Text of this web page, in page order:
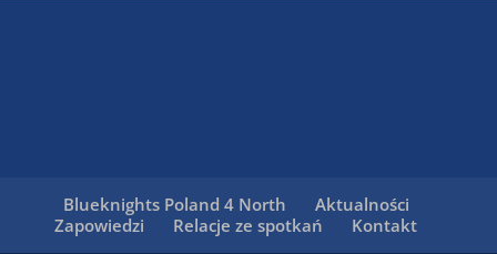
Blueknights Poland 4 North
Aktualności
Zapowiedzi
Relacje ze spotkań Kontakt